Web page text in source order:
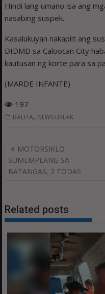
Hindi lang umano isa ang
nasabing suspek.
Kasalukuyan nakapiit ang
DIDMD sa Caloocan City
kautusan ng korte para sa
(MARDE INFANTE)
197
BALITA, NEWS BREAK
Post
navigation
MOTORSIKLO
SUMEMPLANG SA
BATANGAS, 2 TODAS
Related posts